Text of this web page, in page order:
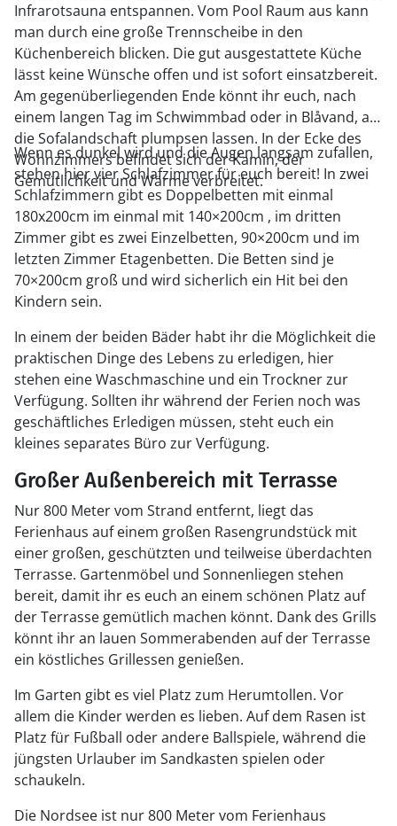
Infrarotsauna entspannen. Vom Pool Raum aus kann
man durch eine große Trennscheibe in den
Küchenbereich blicken. Die gut ausgestattete Küche
lässt keine Wünsche offen und ist sofort einsatzbereit.
Am gegenüberliegenden Ende könnt ihr euch, nach
einem langen Tag im Schwimmbad oder in Blåvand, auf
die Sofalandschaft plumpsen lassen. In der Ecke des
Wohnzimmers befindet sich der Kamin, der
Gemütlichkeit und Wärme verbreitet.
Wenn es dunkel wird und die Augen langsam zufallen,
stehen hier vier Schlafzimmer für euch bereit! In zwei
Schlafzimmern gibt es Doppelbetten mit einmal
180x200cm im einmal mit 140×200cm , im dritten
Zimmer gibt es zwei Einzelbetten, 90×200cm und im
letzten Zimmer Etagenbetten. Die Betten sind je
70×200cm groß und wird sicherlich ein Hit bei den
Kindern sein.
In einem der beiden Bäder habt ihr die Möglichkeit die
praktischen Dinge des Lebens zu erledigen, hier
stehen eine Waschmaschine und ein Trockner zur
Verfügung. Sollten ihr während der Ferien noch was
geschäftliches Erledigen müssen, steht euch ein
kleines separates Büro zur Verfügung.
Großer Außenbereich mit Terrasse
Nur 800 Meter vom Strand entfernt, liegt das
Ferienhaus auf einem großen Rasengrundstück mit
einer großen, geschützten und teilweise überdachten
Terrasse. Gartenmöbel und Sonnenliegen stehen
bereit, damit ihr es euch an einem schönen Platz auf
der Terrasse gemütlich machen könnt. Dank des Grills
könnt ihr an lauen Sommerabenden auf der Terrasse
ein köstliches Grillessen genießen.
Im Garten gibt es viel Platz zum Herumtollen. Vor
allem die Kinder werden es lieben. Auf dem Rasen ist
Platz für Fußball oder andere Ballspiele, während die
jüngsten Urlauber im Sandkasten spielen oder
schaukeln.
Die Nordsee ist nur 800 Meter vom Ferienhaus